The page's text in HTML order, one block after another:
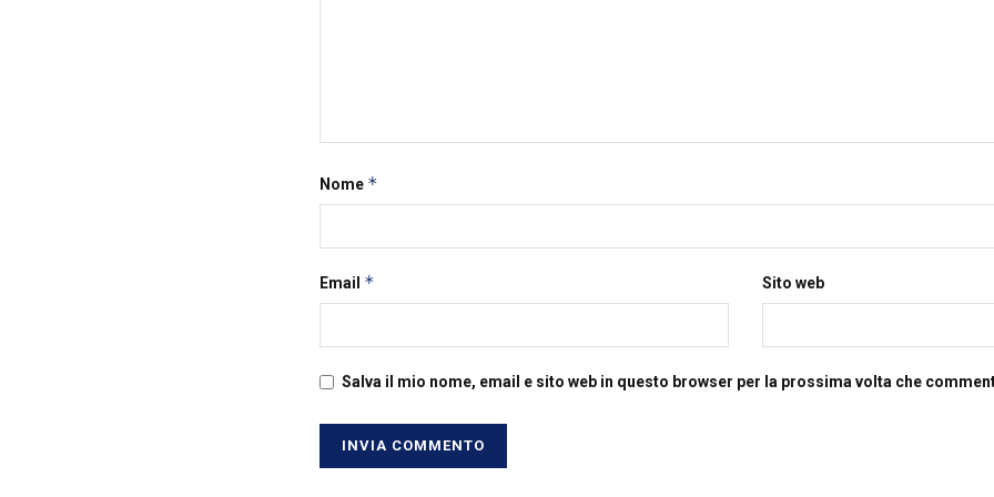
Nome *
Email * Sito web
Salva il mio nome, email e sito web in questo browser per la prossima volta che